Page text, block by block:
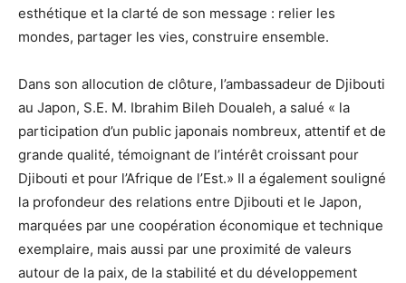
esthétique et la clarté de son message : relier les
mondes, partager les vies, construire ensemble.
Dans son allocution de clôture, l’ambassadeur de Djibouti
au Japon, S.E. M. Ibrahim Bileh Doualeh, a salué « la
participation d’un public japonais nombreux, attentif et de
grande qualité, témoignant de l’intérêt croissant pour
Djibouti et pour l’Afrique de l’Est.» Il a également souligné
la profondeur des relations entre Djibouti et le Japon,
marquées par une coopération économique et technique
exemplaire, mais aussi par une proximité de valeurs
autour de la paix, de la stabilité et du développement